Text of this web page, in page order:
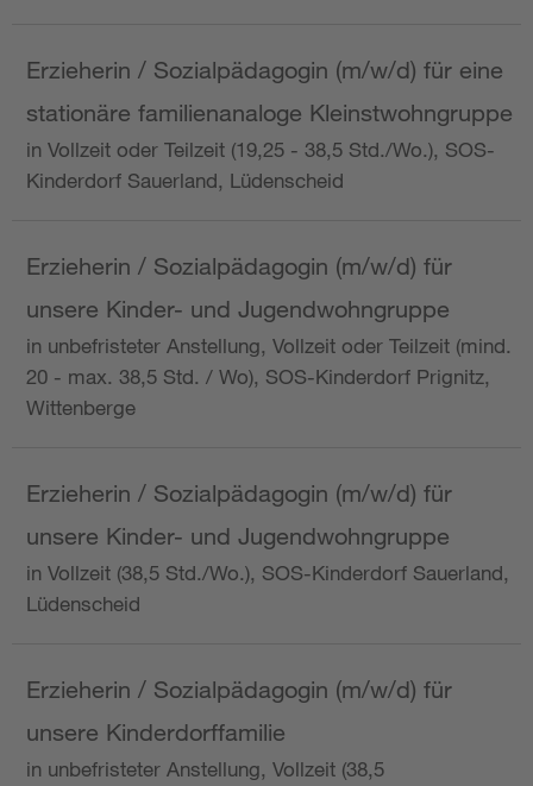
Erzieherin / Sozialpädagogin (m/w/d) für eine
stationäre familienanaloge Kleinstwohngruppe
in Vollzeit oder Teilzeit (19,25 - 38,5 Std./Wo.), SOS-
Kinderdorf Sauerland, Lüdenscheid
Erzieherin / Sozialpädagogin (m/w/d) für
unsere Kinder- und Jugendwohngruppe
in unbefristeter Anstellung, Vollzeit oder Teilzeit (mind.
20 - max. 38,5 Std. / Wo), SOS-Kinderdorf Prignitz,
Wittenberge
Erzieherin / Sozialpädagogin (m/w/d) für
unsere Kinder- und Jugendwohngruppe
in Vollzeit (38,5 Std./Wo.), SOS-Kinderdorf Sauerland,
Lüdenscheid
Erzieherin / Sozialpädagogin (m/w/d) für
unsere Kinderdorffamilie
in unbefristeter Anstellung, Vollzeit (38,5